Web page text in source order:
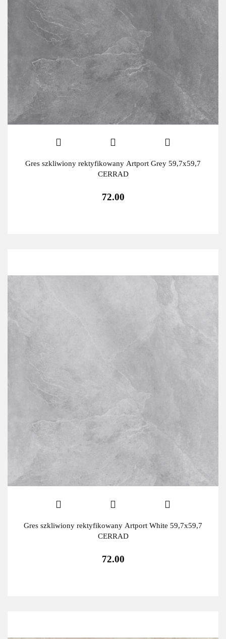
Gres szkliwiony rektyfikowany Artport Grey 59,7x59,7
CERRAD
72.00
Gres szkliwiony rektyfikowany Artport White 59,7x59,7
CERRAD
72.00